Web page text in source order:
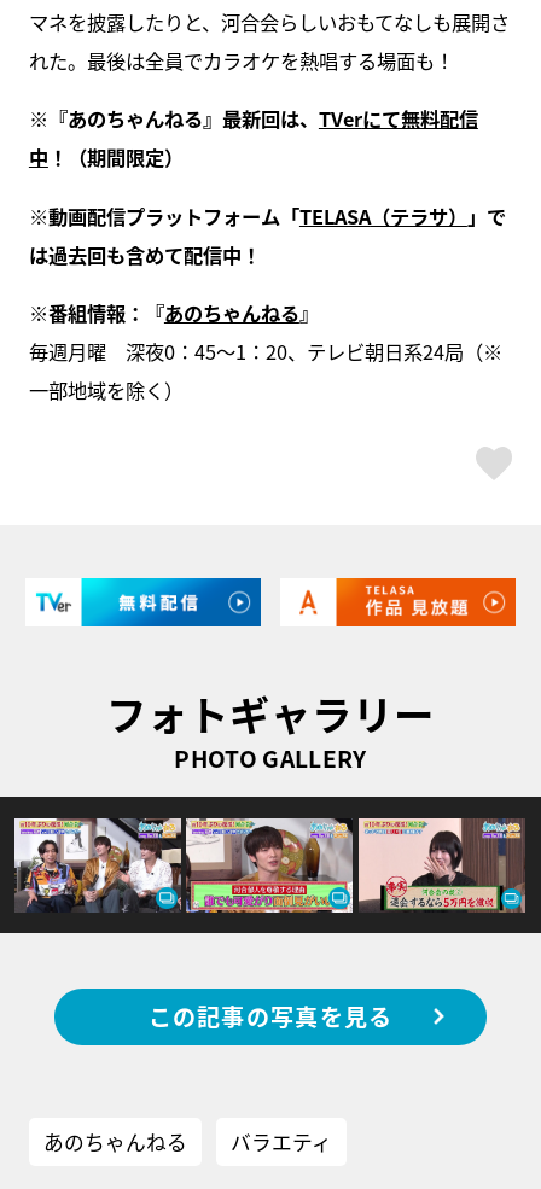
マネを披露したりと、河合会らしいおもてなしも展開さ
れた。最後は全員でカラオケを熱唱する場面も！
※ 『あのちゃんねる』最新回は、 TVerにて無料配信
中 ！（期間限定）
※動画配信プラットフォーム「TELASA（テラサ） 」で
は過去回も含めて配信中！
※番組情報：『あのちゃんねる』
毎週月曜 深夜0：45～1：20、テレビ朝日系24局（※
一部地域を除く）
フォトギャラリー
PHOTO GALLERY
この記事の写真を見る
あのちゃんねる バラエティ